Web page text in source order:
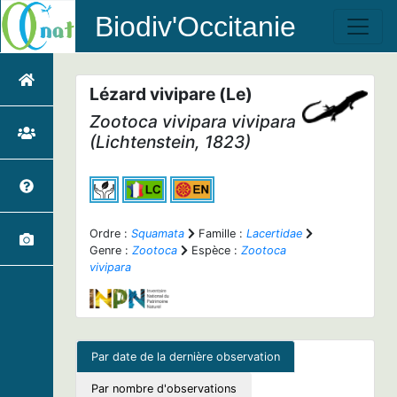
Biodiv'Occitanie
Lézard vivipare (Le)
Zootoca vivipara vivipara
(Lichtenstein, 1823)
Ordre : Squamata Famille : Lacertidae
Genre : Zootoca Espèce : Zootoca
vivipara
Par date de la dernière observation
Par nombre d'observations